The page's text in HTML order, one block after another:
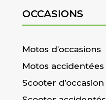
OCCASIONS
Motos d’occasions
Motos accidentées
Scooter d’occasion